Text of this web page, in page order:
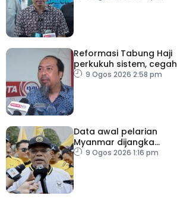
Reformasi Tabung Haji
perkukuh sistem, cegah
kesilapan berulang
9 Ogos 2026 2:58 pm
Data awal pelarian
Myanmar dijangka
diperoleh suku keempat
9 Ogos 2026 1:16 pm